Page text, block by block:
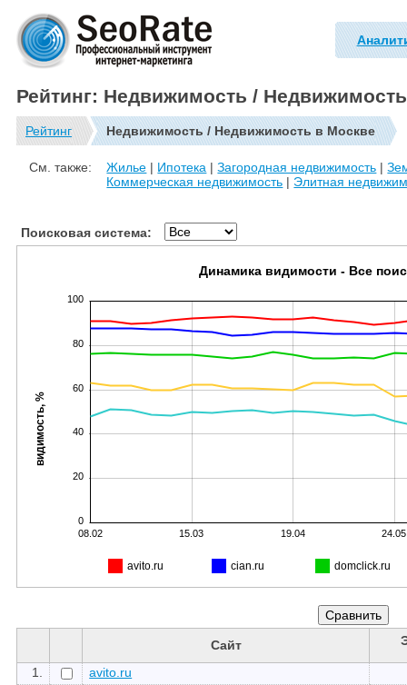
Рейтинг: Недвижимость /
Рейтинг Недвижимость / Недвижимость в Москве
См. также: Жилье | Ипотека |Загородная недвижимость |
Коммерческая недвижимость | Элитная
Поисковая система:
0
20
40
60
80
100
08.02 15.03 19.04 24.05
видимость, %
Динамика видимости - Все
avito.ru cian.ru domclick.ru
Сайт
1.
avito.ru